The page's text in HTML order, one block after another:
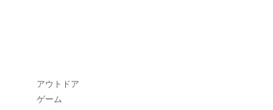
アウトドア
ゲーム